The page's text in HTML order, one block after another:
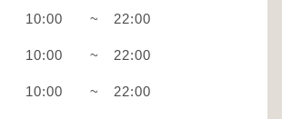
10:00 ~ 22:00
10:00 ~ 22:00
10:00 ~ 22:00